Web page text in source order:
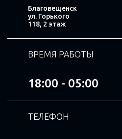
Благовещенск
ул. Горького
118, 2 этаж
ВРЕМЯ РАБОТЫ
18:00 - 05:00
ТЕЛЕФОН